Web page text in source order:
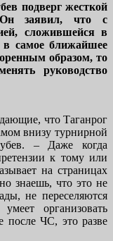
подверг жесткой
Он заявил, что с
сложившейся в
в самое ближайшее
образом, то
руководство
что Таганрог
внизу турнирной
– Даже когда
к тому или
на страницах
знаешь, что это не
не переселяются
организовать
после ЧС, это разве